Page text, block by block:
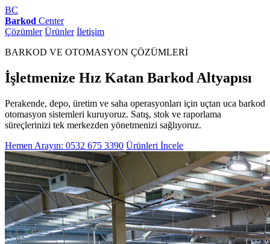
BC
Barkod Center
Çözümler Ürünler İletişim
BARKOD VE OTOMASYON ÇÖZÜMLERİ
İşletmenize Hız Katan Barkod Altyapısı
Perakende, depo, üretim ve saha operasyonları için uçtan uca barkod
otomasyon sistemleri kuruyoruz. Satış, stok ve raporlama
süreçlerinizi tek merkezden yönetmenizi sağlıyoruz.
Hemen Arayın: 0532 675 3390 Ürünleri İncele